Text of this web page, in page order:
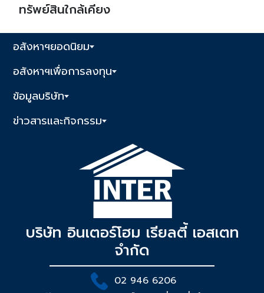
ทรัพย์สินใกล้เคียง
อสังหาฯยอดนิยม
อสังหาฯเพื่อการลงทุน
ข้อมูลบริษัท
ข่าวสารและกิจกรรม
บริษัท อินเตอร์โฮม เรียลตี้ เอสเตท
จำกัด
02 946 6206